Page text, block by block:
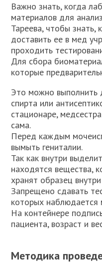
Важно знать, когда
материалов для
Тареева, чтобы знать,
доставить ее в мед
проходить
Для сбора
которые
Это можно выполнить
спирта или
стационаре,
сама.
Перед каждым
вымыть гениталии.
Так как внутри
находятся вещества,
хранят образец
Запрещено сдавать
которых наблюдается
На контейнере
пациента, возраст и
Методика